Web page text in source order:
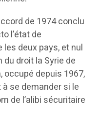
de 1974 conclu
l’état de
les deux pays, et nul
droit la Syrie de
occupé depuis 1967,
se demander si le
de l’alibi sécuritaire